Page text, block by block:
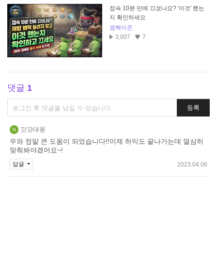
접속 10분 만에 끄셨나요? '이것' 했는
지 확인하세요
겜빡이존
3,007
7
댓글 1
댓
글
쓰
기
등록
갓갓대웅
우와 정말 큰 도움이 되었습니다!!이제 하익도 끝나가는데 열심히
맞춰봐야겠어요~!
2023.04.06
답글